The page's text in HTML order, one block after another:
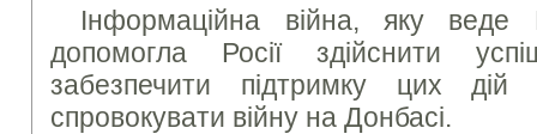
Інформаційна війна, яку веде
допомогла Росії здійснити
забезпечити підтримку цих
спровокувати війну на Донбасі.